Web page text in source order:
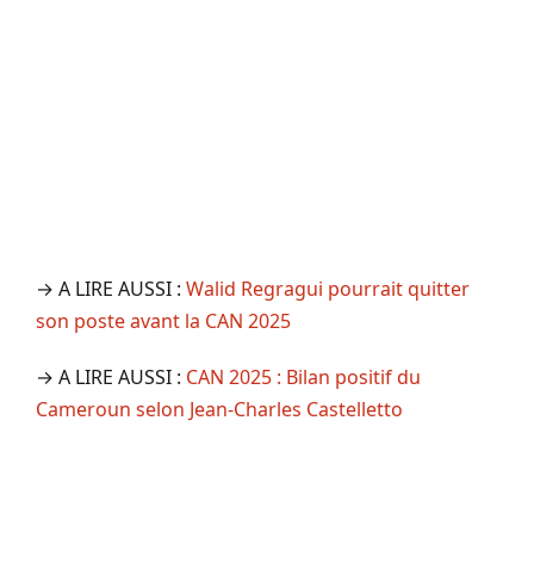
→ A LIRE AUSSI : Walid Regragui pourrait quitter
son poste avant la CAN 2025
→ A LIRE AUSSI : CAN 2025 : Bilan positif du
Cameroun selon Jean-Charles Castelletto